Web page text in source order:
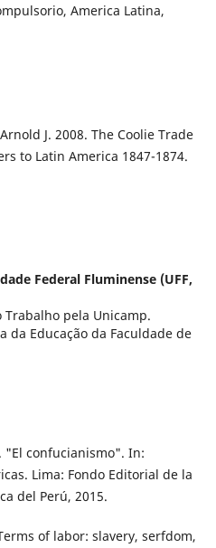
America Latina,
J. 2008. The Coolie Trade
to Latin America 1847-1874.
Federal Fluminense (UFF,
Trabalho pela Unicamp.
da Educação da Faculdade de
"El confucianismo". In:
Lima: Fondo Editorial de la
del Perú, 2015.
of labor: slavery, serfdom,